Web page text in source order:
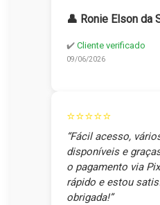
👤 Ronie Elson da
✔️ Cliente verificado
09/06/2026
⭐⭐⭐⭐⭐
“Fácil acesso,
disponíveis e
o pagamento via
rápido e estou
obrigada!”